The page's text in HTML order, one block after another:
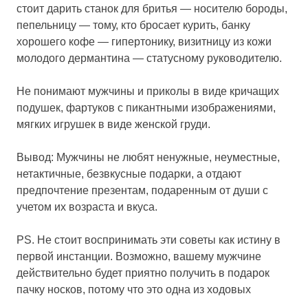
стоит дарить станок для бритья — носителю бороды,
пепельницу — тому, кто бросает курить, банку
хорошего кофе — гипертонику, визитницу из кожи
молодого дермантина — статусному руководителю.
Не понимают мужчины и приколы в виде кричащих
подушек, фартуков с пикантными изображениями,
мягких игрушек в виде женской груди.
Вывод: Мужчины не любят ненужные, неуместные,
нетактичные, безвкусные подарки, а отдают
предпочтение презентам, подаренным от души с
учетом их возраста и вкуса.
PS. Не стоит воспринимать эти советы как истину в
первой инстанции. Возможно, вашему мужчине
действительно будет приятно получить в подарок
пачку носков, потому что это одна из ходовых